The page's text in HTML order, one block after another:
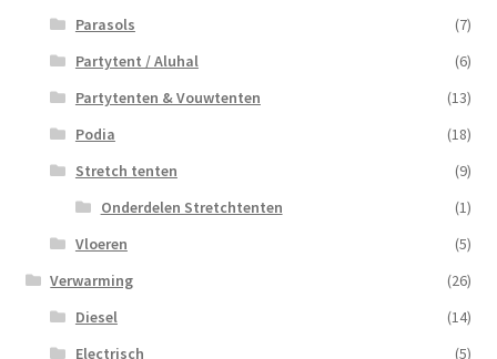
Parasols
(7)
Partytent / Aluhal
(6)
Partytenten & Vouwtenten
(13)
Podia
(18)
Stretch tenten
(9)
Onderdelen Stretchtenten
(1)
Vloeren
(5)
Verwarming
(26)
Diesel
(14)
Electrisch
(5)